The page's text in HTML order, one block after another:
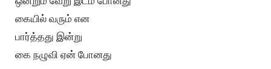
கையில் வரும் என
பார்த்தது இன்று
கை நழுவி ஏன் போனது